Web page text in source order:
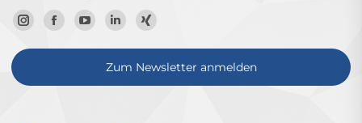
Zum
Instagram-
Zur
Facebook-
Zum
YouTube-
Kanal
Zum
LinkedIn-
Profil
Zum
Xing-
Profil
Zum Newsletter anmelden